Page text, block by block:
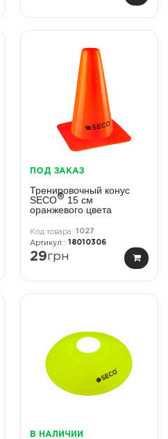
ПОД ЗАКАЗ
Тренировочный конус
SECO® 15 см
оранжевого цвета
1027
18010306
29грн
В НАЛИЧИИ